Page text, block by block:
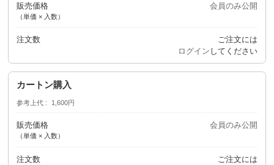
販売価格
（単価 × 入数）
会員のみ公開
注文数
ご注文には
ログイン してください
カートン購入
参考上代 1,600円
販売価格
（単価 × 入数）
会員のみ公開
注文数
ご注文には